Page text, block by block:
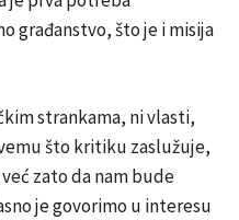
građanstvo, što je i misija
strankama, ni vlasti,
što kritiku zaslužuje,
zato da nam bude
je govorimo u interesu